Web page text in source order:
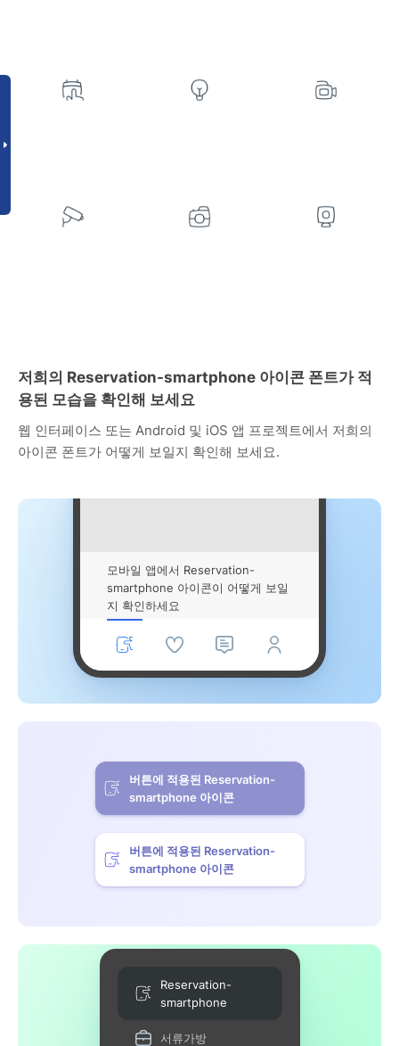
저희의 Reservation-smartphone 아이콘 폰트가 적
용된 모습을 확인해 보세요
웹 인터페이스 또는 Android 및 iOS 앱 프로젝트에서 저희의
아이콘 폰트가 어떻게 보일지 확인해 보세요.
모바일 앱에서 Reservation-
smartphone 아이콘이 어떻게 보일
지 확인하세요
버튼에 적용된 Reservation-
smartphone 아이콘
버튼에 적용된 Reservation-
smartphone 아이콘
Reservation-
smartphone
서류가방